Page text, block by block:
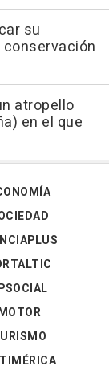
su
atropello
en el que